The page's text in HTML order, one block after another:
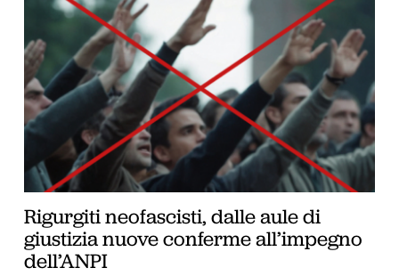
Rigurgiti neofascisti, dalle aule di
giustizia nuove conferme all’impegno
dell’ANPI